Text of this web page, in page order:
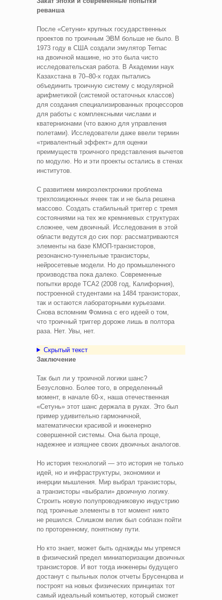
реванша
После «Сетуни» крупных государственных
проектов по троичным ЭВМ больше не было. В
1973 году в США создали эмулятор Ternac
на двоичной машине, но это была чисто
исследовательская работа. В Академии наук
Казахстана в 70–80-х годах пытались
объединить троичную систему с модулярной
арифметикой (системой остаточных классов)
для создания специализированных процессоров
для работы с комплексными числами и
кватернионами (что важно для управления
полетами). Исследователи даже ввели термин
«тривалентный эффект» для оценки
преимуществ троичного представления вычетов
по модулю. Но и эти проекты остались в стенах
институтов.
С развитием микроэлектроники проблема
трехпозиционных ячеек так и не была решена
массово. Создать стабильный триггер с тремя
состояниями на тех же кремниевых структурах
сложнее, чем двоичный. Исследования в этой
области ведутся до сих пор: рассматриваются
элементы на базе КМОП‑транзисторов,
резонансно‑туннельные транзисторы,
нейросетевые модели. Но до промышленного
производства пока далеко. Современные
попытки вроде TCA2 (2008 год, Калифорния),
построенной студентами на 1484 транзисторах,
так и остаются лабораторными курьезами.
Снова вспомним Фомина с его идеей о том,
что троичный триггер дороже лишь в полтора
раза. Нет. Увы, нет.
Скрытый текст
Заключение
Так был ли у троичной логики шанс?
Безусловно. Более того, в определенный
момент, в начале 60-х, наша отечественная
«Сетунь» этот шанс держала в руках. Это был
пример удивительно гармоничной,
математически красивой и инженерно
совершенной системы. Она была проще,
надежнее и изящнее своих двоичных аналогов.
Но история технологий — это история не только
идей, но и инфраструктуры, экономики и
инерции мышления. Мир выбрал транзисторы,
а транзисторы «выбрали» двоичную логику.
Строить новую полупроводниковую индустрию
под троичные элементы в тот момент никто
не решился. Слишком велик был соблазн пойти
по проторенному, понятному пути.
Но кто знает, может быть однажды мы упремся
в физический предел миниатюризации двоичных
транзисторов. И вот тогда инженеры будущего
достанут с пыльных полок отчеты Брусенцова и
построят на новых физических принципах тот
самый идеальный компьютер, который сможет